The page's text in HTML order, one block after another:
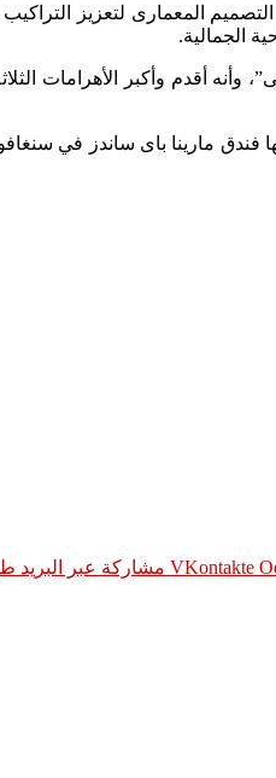
المعمارى لتعزيز التراكيب
الجمالية.
وأنه أقدم وأكبر الأهرامات
بإنجلترا، يليها فندق مارينا باى
مشاركة عبر البريد